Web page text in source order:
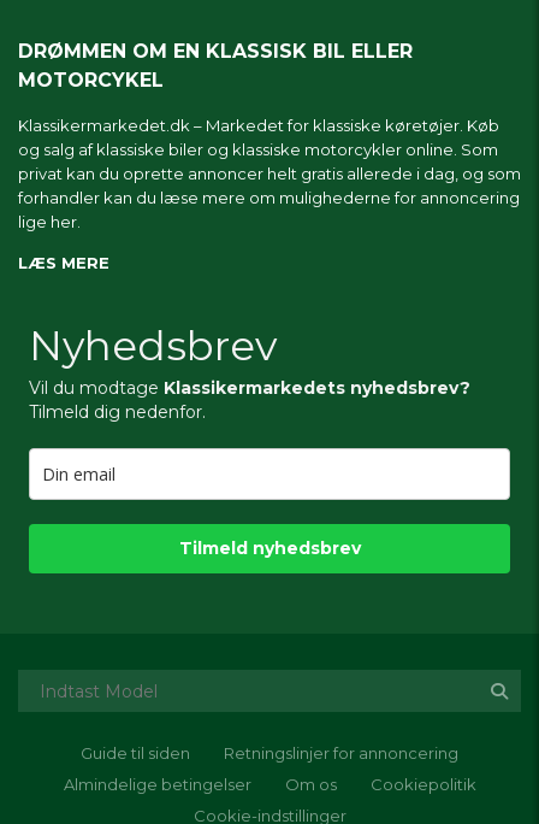
DRØMMEN OM EN KLASSISK BIL ELLER
MOTORCYKEL
Klassikermarkedet.dk – Markedet for klassiske køretøjer. Køb
og salg af klassiske biler og klassiske motorcykler online. Som
privat kan du oprette annoncer helt gratis allerede i dag, og som
forhandler kan du læse mere om mulighederne for annoncering
lige her.
LÆS MERE
Nyhedsbrev
Vil du modtage Klassikermarkedets nyhedsbrev?
Tilmeld dig nedenfor.
Tilmeld nyhedsbrev
Guide til siden
Retningslinjer for annoncering
Almindelige betingelser
Om os
Cookiepolitik
Cookie-indstillinger